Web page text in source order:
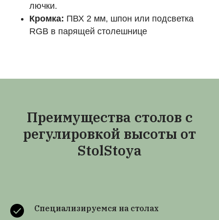
лючки.
Кромка: ПВХ 2 мм, шпон или подсветка
RGB в парящей столешнице
Преимущества столов с
регулировкой высоты от
StolStoya
Специализируемся на столах